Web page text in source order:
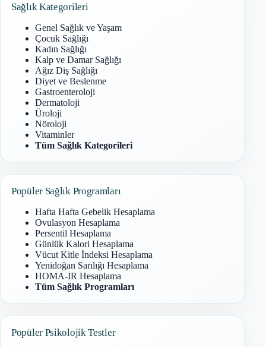
Sağlık Kategorileri
Genel Sağlık ve Yaşam
Çocuk Sağlığı
Kadın Sağlığı
Kalp ve Damar Sağlığı
Ağız Diş Sağlığı
Diyet ve Beslenme
Gastroenteroloji
Dermatoloji
Üroloji
Nöroloji
Vitaminler
Tüm Sağlık Kategorileri
Popüler Sağlık Programları
Hafta Hafta Gebelik Hesaplama
Ovulasyon Hesaplama
Persentil Hesaplama
Günlük Kalori Hesaplama
Vücut Kitle İndeksi Hesaplama
Yenidoğan Sarılığı Hesaplama
HOMA-IR Hesaplama
Tüm Sağlık Programları
Popüler Psikolojik Testler